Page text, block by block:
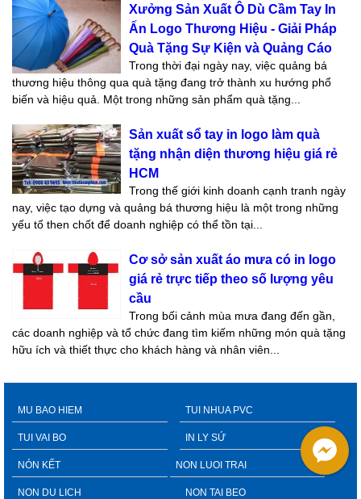
Xưởng Sản Xuất Ô Dù Cầm Tay In
Ấn Logo Thương Hiệu - Giải Pháp
Quà Tặng Sự Kiện và Quảng Cáo
Trong thời đại ngày nay, việc quảng bá
thương hiệu thông qua quà tặng đang trở thành xu hướng phổ
biến và hiệu quả. Một trong những sản phẩm quà tặng...
Sản xuất sổ tay in logo làm quà
tặng nhận diện thương hiệu giá rẻ
HCM
Trong thế giới kinh doanh cạnh tranh ngày
nay, việc tạo dựng và quảng bá thương hiệu là một trong những
yếu tố then chốt để doanh nghiệp có thể tồn tại...
Cơ sở sản xuất áo mưa có in logo
giá rẻ trực tiếp theo số lượng yêu
cầu
Trong bối cảnh mùa mưa đang đến gần,
các doanh nghiệp và tổ chức đang tìm kiếm những món quà tặng
hữu ích và thiết thực cho khách hàng và nhân viên...
MU BAO HIEM TUI NHUA PVC
TUI VAI BO IN LY SỨ
NÓN KẾT NON LUOI TRAI
NON DU LICH NON TAI BEO